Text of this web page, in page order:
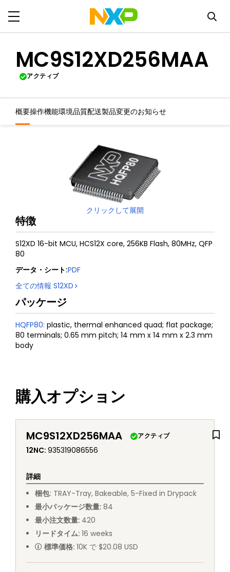
MC9S12XD256MAA
アクティブ
概要操作機能環境品質配送製品変更のお知らせ
クリックして展開
特徴
S12XD 16-bit MCU, HCS12X core, 256KB Flash, 80MHz, QFP
80
データ・シート:PDF
全ての情報 S12XD
パッケージ
HQFP80: plastic, thermal enhanced quad; flat package;
80 terminals; 0.65 mm pitch; 14 mm x 14 mm x 2.3 mm
body
購入オプション
MC9S12XD256MAA アクティブ
12NC: 935319086556
詳細
梱包: TRAY-Tray, Bakeable, 5-Fixed in Drypack
最小パッケージ数量: 84
最小注文数量: 420
リードタイム: 16 weeks
標準価格: 10K で $20.08 USD